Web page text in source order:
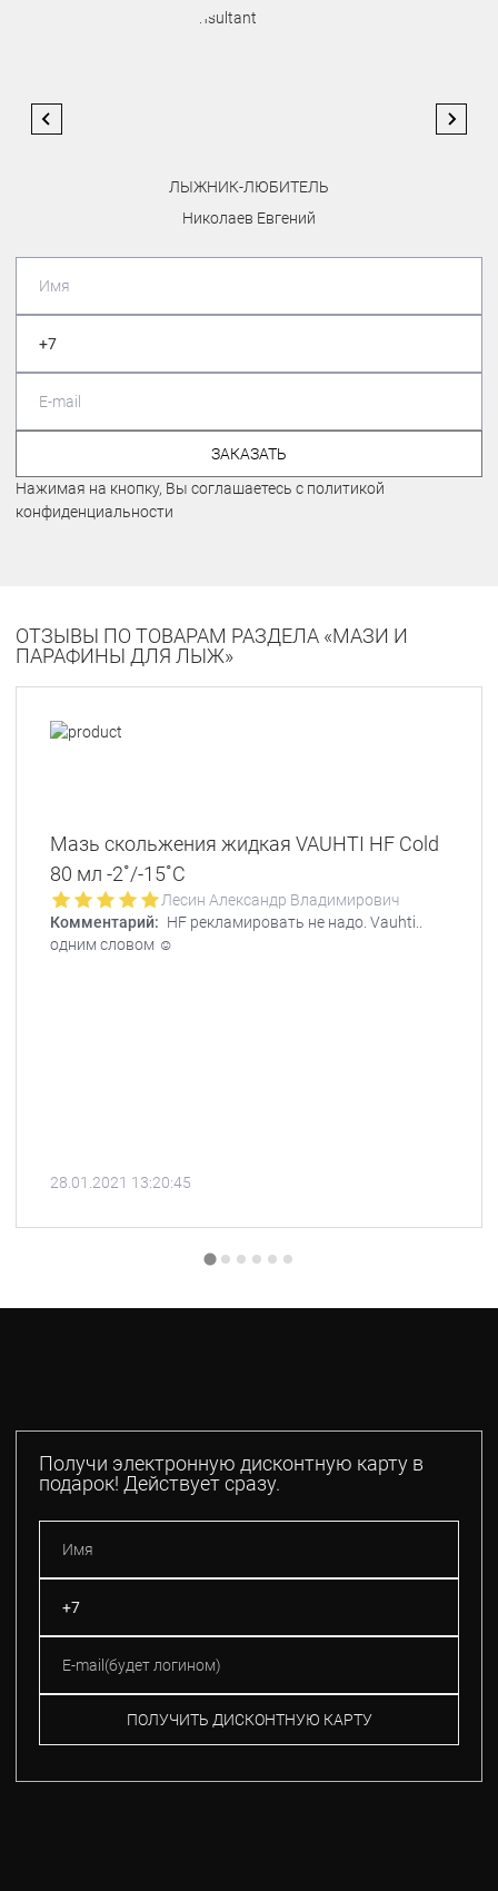
ЛЫЖНИК-ЛЮБИТЕЛЬ
Николаев Евгений
ЗАКАЗАТЬ
Нажимая на кнопку, Вы соглашаетесь с политикой
конфиденциальности
ОТЗЫВЫ ПО ТОВАРАМ РАЗДЕЛА «МАЗИ И
ПАРАФИНЫ ДЛЯ ЛЫЖ»
Мазь скольжения жидкая VAUHTI HF Cold
80 мл -2˚/-15˚С
Лесин Александр Владимирович
Комментарий:
одним словом ☺
28.01.2021 13:20:45
Получи электронную дисконтную карту в
подарок! Действует сразу.
ПОЛУЧИТЬ ДИСКОНТНУЮ КАРТУ